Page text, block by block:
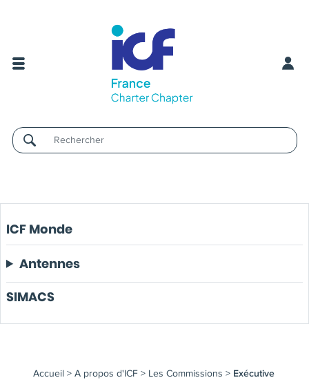
Username
ICF Monde
Antennes
SIMACS
Accueil > A propos d'ICF > Les Commissions > Exécutive